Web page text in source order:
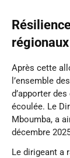
Après cette
l’ensemble
d’apporter
écoulée. Le
Mboumba, a
décembre
Le dirigeant a